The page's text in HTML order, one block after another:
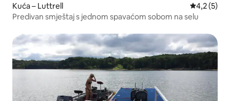
Kuća – Luttrell Prosječna
4,2 (5)
Predivan smještaj s jednom spavaćom sobom na selu